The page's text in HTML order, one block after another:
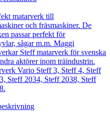
matarverk till
och fräsmaskiner. De
passar perfekt för
sågar m.m. Maggi
Steff matarverk för svenska
aktörer inom träindustrin.
Vario Steff 3, Steff 4, Steff
Steff 2034, Steff 2038, Steff